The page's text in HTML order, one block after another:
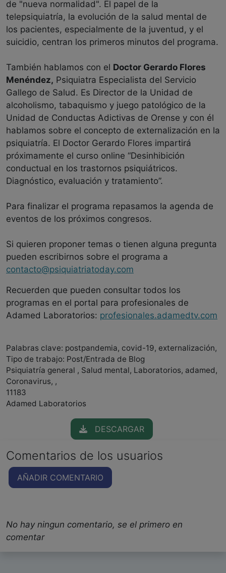
de "nueva normalidad". El papel de la
telepsiquiatría, la evolución de la salud mental de
los pacientes, especialmente de la juventud, y el
suicidio, centran los primeros minutos del programa.
También hablamos con el Doctor Gerardo Flores
Menéndez, Psiquiatra Especialista del Servicio
Gallego de Salud. Es Director de la Unidad de
alcoholismo, tabaquismo y juego patológico de la
Unidad de Conductas Adictivas de Orense y con él
hablamos sobre el concepto de externalización en la
psiquiatría. El Doctor Gerardo Flores impartirá
próximamente el curso online “Desinhibición
conductual en los trastornos psiquiátricos.
Diagnóstico, evaluación y tratamiento”.
Para finalizar el programa repasamos la agenda de
eventos de los próximos congresos.
Si quieren proponer temas o tienen alguna pregunta
pueden escribirnos sobre el programa a
contacto@psiquiatriatoday.com
Recuerden que pueden consultar todos los
programas en el portal para profesionales de
Adamed Laboratorios: profesionales.adamedtv.com
Palabras clave: postpandemia, covid-19, externalización,
Tipo de trabajo: Post/Entrada de Blog
Psiquiatría general , Salud mental, Laboratorios, adamed,
Coronavirus, ,
11183
Adamed Laboratorios
DESCARGAR
Comentarios de los usuarios
AÑADIR COMENTARIO
No hay ningun comentario, se el primero en
comentar